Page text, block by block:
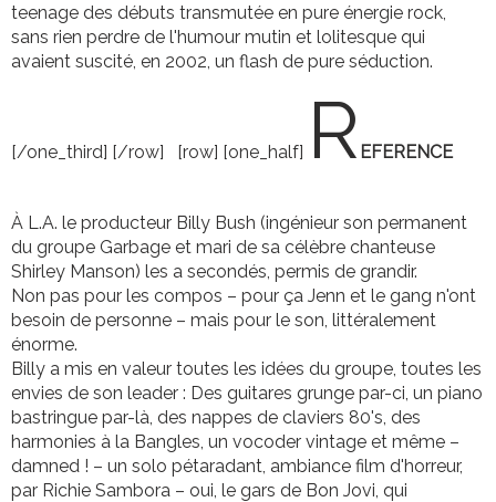
teenage des débuts transmutée en pure énergie rock,
sans rien perdre de l'humour mutin et lolitesque qui
avaient suscité, en 2002, un flash de pure séduction.
[/one_third] [/row] [row] [one_half] R EFERENCE
À L.A. le producteur Billy Bush (ingénieur son permanent
du groupe Garbage et mari de sa célèbre chanteuse
Shirley Manson) les a secondés, permis de grandir.
Non pas pour les compos – pour ça Jenn et le gang n'ont
besoin de personne – mais pour le son, littéralement
énorme.
Billy a mis en valeur toutes les idées du groupe, toutes les
envies de son leader : Des guitares grunge par-ci, un piano
bastringue par-là, des nappes de claviers 80's, des
harmonies à la Bangles, un vocoder vintage et même –
damned ! – un solo pétaradant, ambiance film d'horreur,
par Richie Sambora – oui, le gars de Bon Jovi, qui